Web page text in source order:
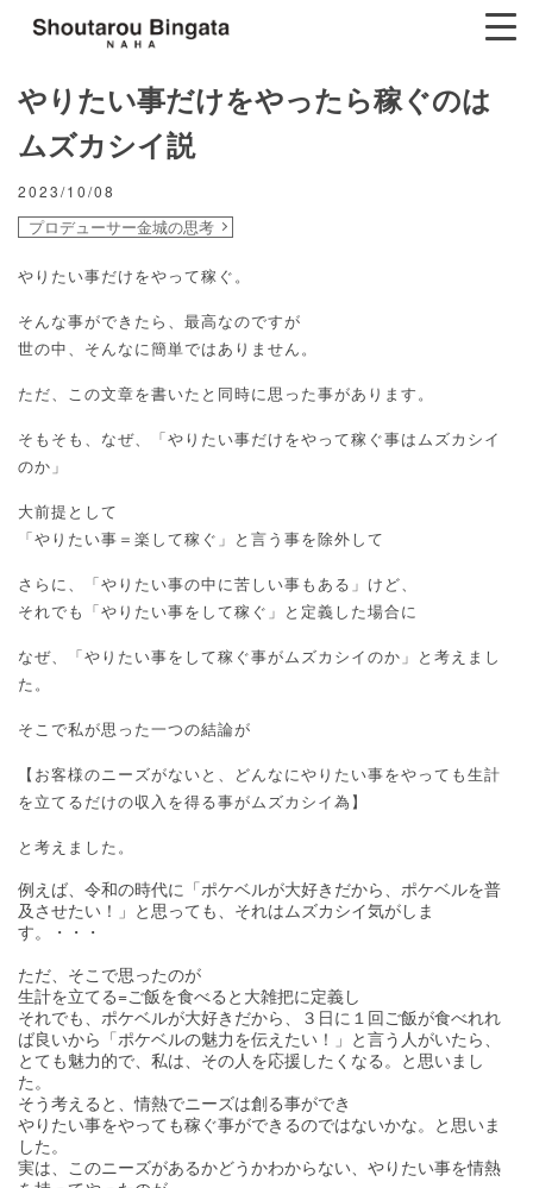
やりたい事だけをやったら稼ぐのは
ムズカシイ説
2023/10/08
プロデューサー金城の思考
やりたい事だけをやって稼ぐ。
そんな事ができたら、最高なのですが
世の中、そんなに簡単ではありません。
ただ、この文章を書いたと同時に思った事があります。
そもそも、なぜ、「やりたい事だけをやって稼ぐ事はムズカシイ
のか」
大前提として
「やりたい事＝楽して稼ぐ」と言う事を除外して
さらに、「やりたい事の中に苦しい事もある」けど、
それでも「やりたい事をして稼ぐ」と定義した場合に
なぜ、「やりたい事をして稼ぐ事がムズカシイのか」と考えまし
た。
そこで私が思った一つの結論が
【お客様のニーズがないと、どんなにやりたい事をやっても生計
を立てるだけの収入を得る事がムズカシイ為】
と考えました。
例えば、令和の時代に「ポケベルが大好きだから、ポケベルを普
及させたい！」と思っても、それはムズカシイ気がしま
す。・・・
ただ、そこで思ったのが
生計を立てる=ご飯を食べると大雑把に定義し
それでも、ポケベルが大好きだから、３日に１回ご飯が食べれれ
ば良いから「ポケベルの魅力を伝えたい！」と言う人がいたら、
とても魅力的で、私は、その人を応援したくなる。と思いまし
た。
そう考えると、情熱でニーズは創る事ができ
やりたい事をやっても稼ぐ事ができるのではないかな。と思いま
した。
実は、このニーズがあるかどうかわからない、やりたい事を情熱